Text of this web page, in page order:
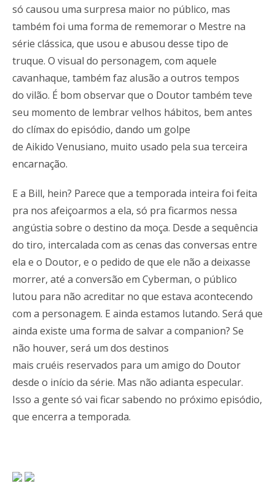
só causou uma surpresa maior no público, mas
também foi uma forma de rememorar o Mestre na
série clássica, que usou e abusou desse tipo de
truque. O visual do personagem, com aquele
cavanhaque, também faz alusão a outros tempos
do vilão. É bom observar que o Doutor também teve
seu momento de lembrar velhos hábitos, bem antes
do clímax do episódio, dando um golpe
de Aikido Venusiano, muito usado pela sua terceira
encarnação.
E a Bill, hein? Parece que a temporada inteira foi feita
pra nos afeiçoarmos a ela, só pra ficarmos nessa
angústia sobre o destino da moça. Desde a sequência
do tiro, intercalada com as cenas das conversas entre
ela e o Doutor, e o pedido de que ele não a deixasse
morrer, até a conversão em Cyberman, o público
lutou para não acreditar no que estava acontecendo
com a personagem. E ainda estamos lutando. Será que
ainda existe uma forma de salvar a companion? Se
não houver, será um dos destinos
mais cruéis reservados para um amigo do Doutor
desde o início da série. Mas não adianta especular.
Isso a gente só vai ficar sabendo no próximo episódio,
que encerra a temporada.